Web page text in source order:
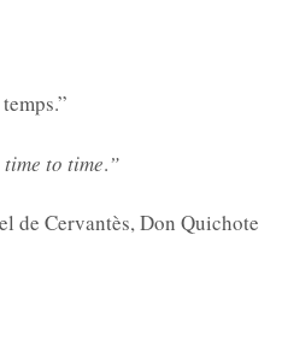
.”
time to time.”
de Cervantès, Don Quichote